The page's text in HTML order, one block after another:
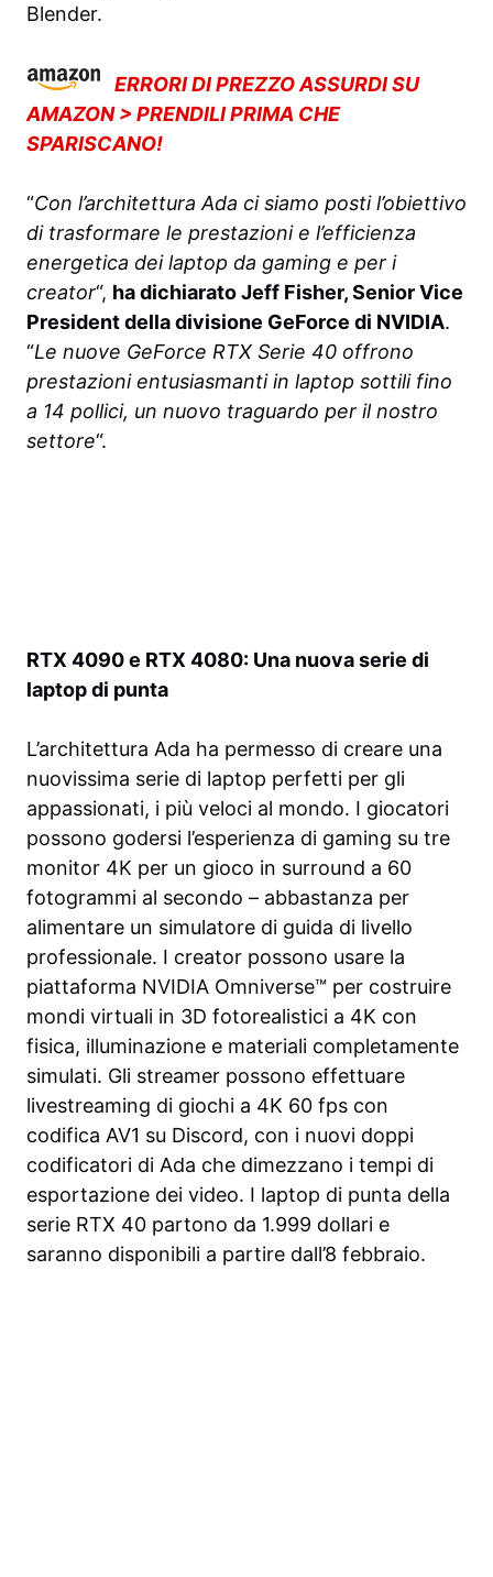
Blender.
ERRORI DI PREZZO ASSURDI SU
AMAZON > PRENDILI PRIMA CHE
SPARISCANO!
“Con l’architettura Ada ci siamo posti l’obiettivo
di trasformare le prestazioni e l’efficienza
energetica dei laptop da gaming e per i
creator“, ha dichiarato Jeff Fisher, Senior Vice
President della divisione GeForce di NVIDIA.
“Le nuove GeForce RTX Serie 40 offrono
prestazioni entusiasmanti in laptop sottili fino
a 14 pollici, un nuovo traguardo per il nostro
settore“.
RTX 4090 e RTX 4080: Una nuova serie di
laptop di punta
L’architettura Ada ha permesso di creare una
nuovissima serie di laptop perfetti per gli
appassionati, i più veloci al mondo. I giocatori
possono godersi l’esperienza di gaming su tre
monitor 4K per un gioco in surround a 60
fotogrammi al secondo – abbastanza per
alimentare un simulatore di guida di livello
professionale. I creator possono usare la
piattaforma NVIDIA Omniverse™ per costruire
mondi virtuali in 3D fotorealistici a 4K con
fisica, illuminazione e materiali completamente
simulati. Gli streamer possono effettuare
livestreaming di giochi a 4K 60 fps con
codifica AV1 su Discord, con i nuovi doppi
codificatori di Ada che dimezzano i tempi di
esportazione dei video. I laptop di punta della
serie RTX 40 partono da 1.999 dollari e
saranno disponibili a partire dall’8 febbraio.